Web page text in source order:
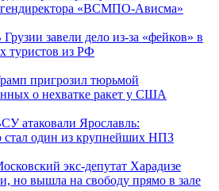
гендиректора «ВСМПО-Ависма»
Грузии завели дело из-за «фейков» в
туристов из РФ
пригрозил тюрьмой
о нехватке ракет у США
атаковали Ярославль:
стал один из крупнейших НПЗ
экс-депутат Харадизе
но вышла на свободу прямо в зале